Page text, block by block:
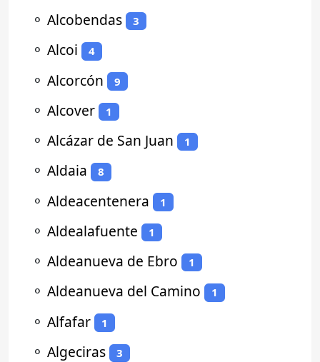
⚬ Alcobendas 3
⚬ Alcoi 4
⚬ Alcorcón 9
⚬ Alcover 1
⚬ Alcázar de San Juan 1
⚬ Aldaia 8
⚬ Aldeacentenera 1
⚬ Aldealafuente 1
⚬ Aldeanueva de Ebro 1
⚬ Aldeanueva del Camino 1
⚬ Alfafar 1
⚬ Algeciras 3